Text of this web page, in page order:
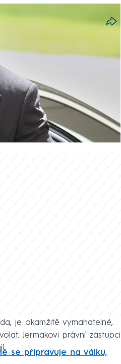
poslal bývalého šéfa
a zároveň stanovil
o tom agentura
prezidenta
špinavých peněz.
Ukrajiny (NABU) v úterý
je okamžitě vymahatelné,
Jermakovi právní zástupci
se připravuje na válku,